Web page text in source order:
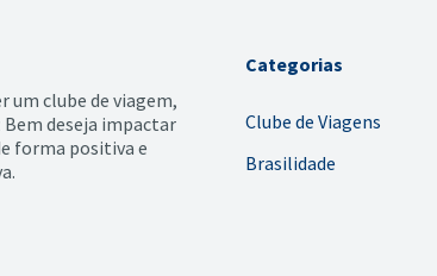
um clube de viagem,
Bem deseja impactar
forma positiva e
Categorias
Clube de Viagens
Brasilidade